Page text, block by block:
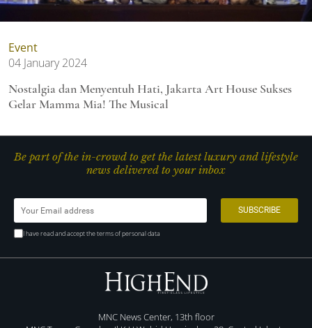
Event
04 January 2024
Nostalgia dan Menyentuh Hati, Jakarta Art House Sukses
Gelar Mamma Mia! The Musical
Be part of the in-crowd to get the latest luxury and lifestyle
news delivered to your inbox
I have read and accept the terms of personal data
MNC News Center, 13th floor